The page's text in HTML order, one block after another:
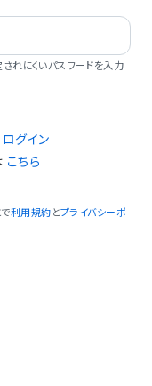
れにくいパスワードを入力
ログイン
こちら
利用規約 とプライバシーポ